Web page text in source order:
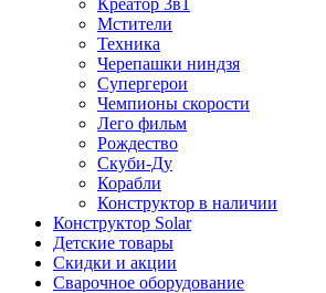
Креатор 3в1
Мстители
Техника
Черепашки ниндзя
Супергерои
Чемпионы скорости
Лего фильм
Рождество
Скуби-Ду
Корабли
Конструктор в наличии
Конструктор Solar
Детские товары
Скидки и акции
Сварочное оборудование